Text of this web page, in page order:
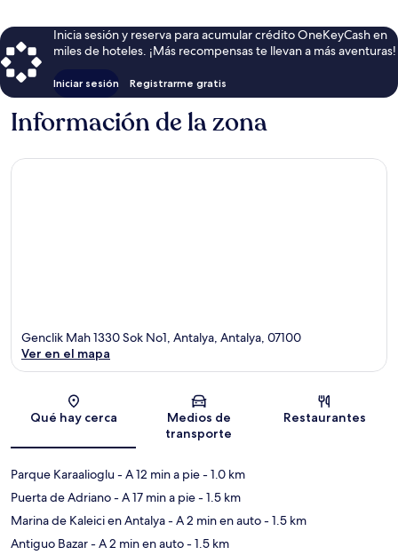
Inicia sesión y reserva para acumular crédito OneKeyCash en
miles de hoteles. ¡Más recompensas te llevan a más aventuras!
Iniciar sesión Registrarme gratis
Información de la zona
Sección del mapa
Genclik Mah 1330 Sok No1, Antalya, Antalya, 07100
Ver en el mapa
Qué hay cerca
Medios de
transporte
Restaurantes
Parque Karaalioglu- A 12 min a pie- 1.0 km
Puerta de Adriano- A 17 min a pie- 1.5 km
Marina de Kaleici en Antalya- A 2 min en auto- 1.5 km
Antiguo Bazar- A 2 min en auto- 1.5 km